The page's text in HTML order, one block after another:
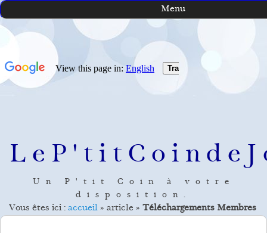
Un P'tit Coin à votre
disposition.
Menu
Vous êtes ici :accueil » article » Téléchargements Membres